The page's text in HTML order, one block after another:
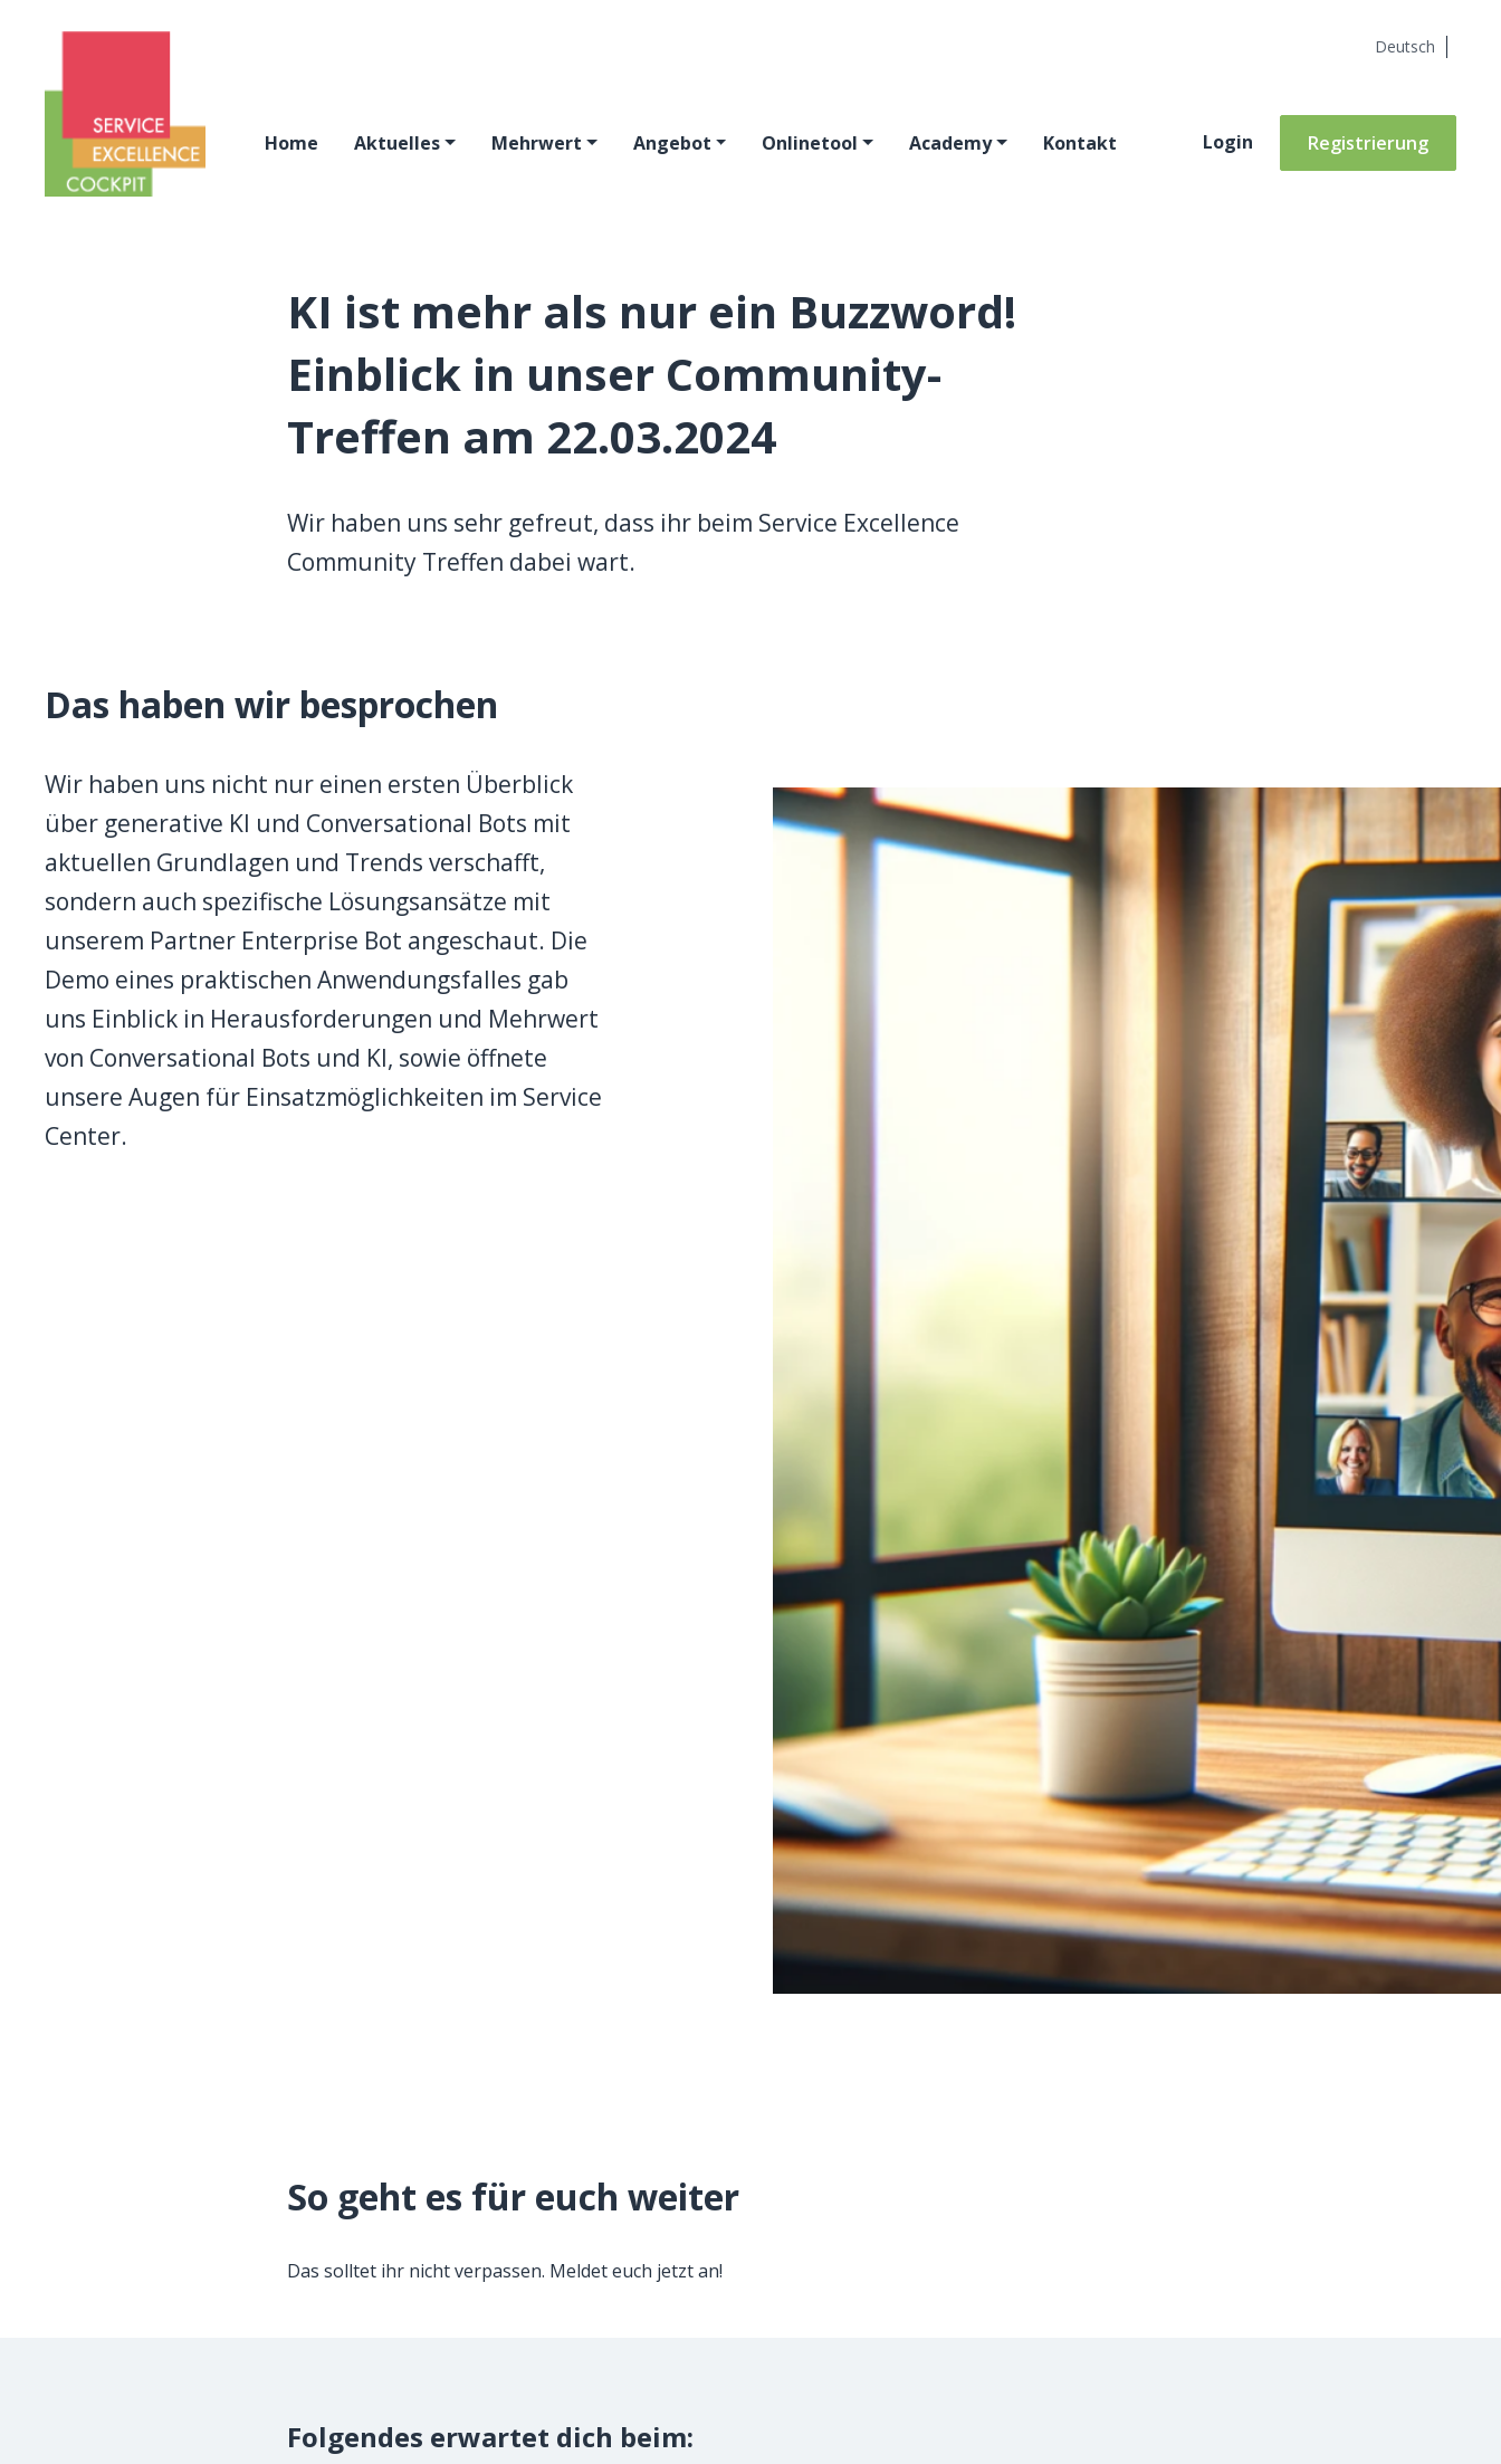
Deutsch
Home Aktuelles Mehrwert Angebot Onlinetool Academy Kontakt Login Registrierung
KI ist mehr als nur ein Buzzword!
Einblick in unser Community-
Treffen am 22.03.2024
Wir haben uns sehr gefreut, dass ihr beim Service Excellence
Community Treffen dabei wart.
Das haben wir besprochen
Wir haben uns nicht nur einen ersten Überblick
über generative KI und Conversational Bots mit
aktuellen Grundlagen und Trends verschafft,
sondern auch spezifische Lösungsansätze mit
unserem Partner Enterprise Bot angeschaut. Die
Demo eines praktischen Anwendungsfalles gab
uns Einblick in Herausforderungen und Mehrwert
von Conversational Bots und KI, sowie öffnete
unsere Augen für Einsatzmöglichkeiten im Service
Center.
So geht es für euch weiter
Das solltet ihr nicht verpassen. Meldet euch jetzt an!
Folgendes erwartet dich beim: